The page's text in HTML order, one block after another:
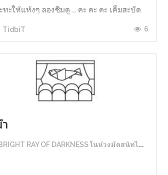
ทะให้แห้งๆ ลองชิมดู .. คะ คะ คะ เค็มสะบัด
... แบบใช้โควต้ากินโซเดียมทั้งสัปดาห์
ผักนึ่ง ...
TidbiT 6
RAY OF DARKNESS ในห้วงมืดสนิทไม่มิดแสง